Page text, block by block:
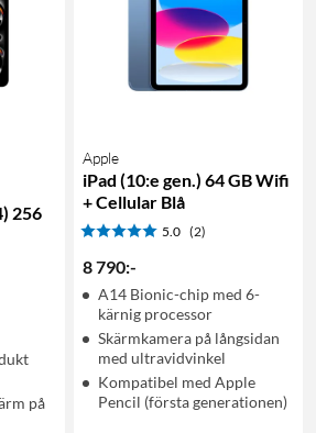
256
på
Apple
iPad (10:e gen.) 64 GB Wifi
+ Cellular Blå
5.0 (2)
8 790:-
A14 Bionic-chip med 6-
kärnig processor
Skärmkamera på långsidan
med ultravidvinkel
Kompatibel med Apple
Pencil (första generationen)